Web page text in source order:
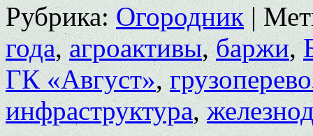
Рубрика: Огородник |
года,агроактивы,баржи,
ГК «Август»,
инфраструктура,